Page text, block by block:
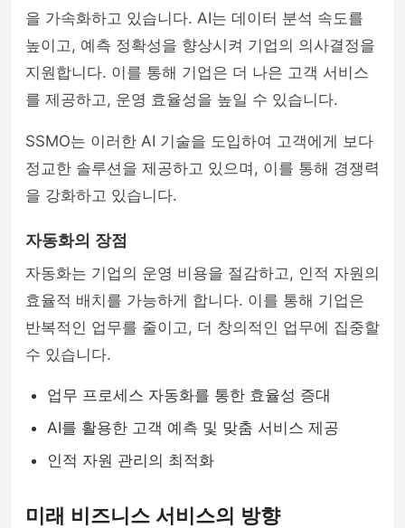
을 가속화하고 있습니다. AI는 데이터 분석 속도를
높이고, 예측 정확성을 향상시켜 기업의 의사결정을
지원합니다. 이를 통해 기업은 더 나은 고객 서비스
를 제공하고, 운영 효율성을 높일 수 있습니다.
SSMO는 이러한 AI 기술을 도입하여 고객에게 보다
정교한 솔루션을 제공하고 있으며, 이를 통해 경쟁력
을 강화하고 있습니다.
자동화의 장점
자동화는 기업의 운영 비용을 절감하고, 인적 자원의
효율적 배치를 가능하게 합니다. 이를 통해 기업은
반복적인 업무를 줄이고, 더 창의적인 업무에 집중할
수 있습니다.
업무 프로세스 자동화를 통한 효율성 증대
AI를 활용한 고객 예측 및 맞춤 서비스 제공
인적 자원 관리의 최적화
미래 비즈니스 서비스의 방향